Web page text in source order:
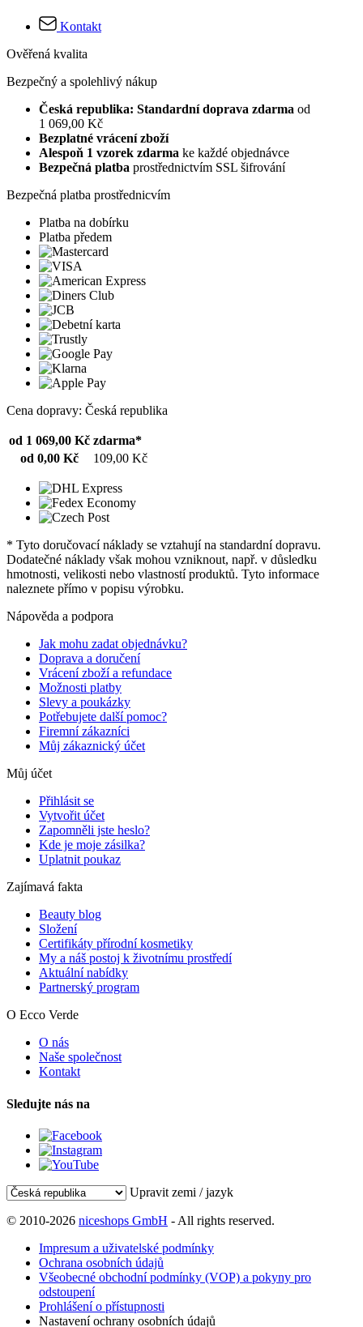
Kontakt
Ověřená kvalita
Bezpečný a spolehlivý nákup
Česká republika: Standardní doprava zdarma od
1 069,00 Kč
Bezplatné vrácení zboží
Alespoň 1 vzorek zdarma ke každé objednávce
Bezpečná platba prostřednictvím SSL šifrování
Bezpečná platba prostřednicvím
Platba na dobírku
Platba předem
Cena dopravy: Česká republika
od 1 069,00 Kč zdarma*
od 0,00 Kč
109,00 Kč
* Tyto doručovací náklady se vztahují na standardní dopravu.
Dodatečné náklady však mohou vzniknout, např. v důsledku
hmotnosti, velikosti nebo vlastností produktů. Tyto informace
naleznete přímo v popisu výrobku.
Nápověda a podpora
Jak mohu zadat objednávku?
Doprava a doručení
Vrácení zboží a refundace
Možnosti platby
Slevy a poukázky
Potřebujete další pomoc?
Firemní zákazníci
Můj zákaznický účet
Můj účet
Přihlásit se
Vytvořit účet
Zapomněli jste heslo?
Kde je moje zásilka?
Uplatnit poukaz
Zajímavá fakta
Beauty blog
Složení
Certifikáty přírodní kosmetiky
My a náš postoj k životnímu prostředí
Aktuální nabídky
Partnerský program
O Ecco Verde
O nás
Naše společnost
Kontakt
Sledujte nás na
Upravit zemi / jazyk
© 2010-2026 niceshops GmbH - All rights reserved.
Impresum a uživatelské podmínky
Ochrana osobních údajů
Všeobecné obchodní podmínky (VOP) a pokyny pro
odstoupení
Prohlášení o přístupnosti
Nastavení ochrany osobních údajů